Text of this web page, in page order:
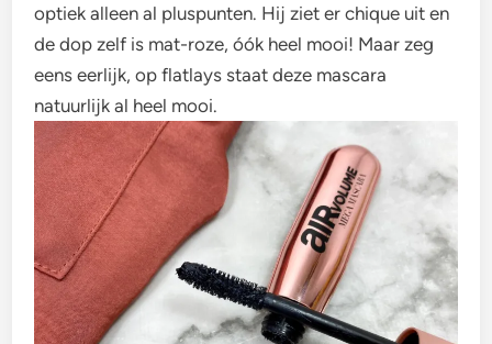
optiek alleen al pluspunten. Hij ziet er chique uit en
de dop zelf is mat-roze, óók heel mooi! Maar zeg
eens eerlijk, op flatlays staat deze mascara
natuurlijk al heel mooi.